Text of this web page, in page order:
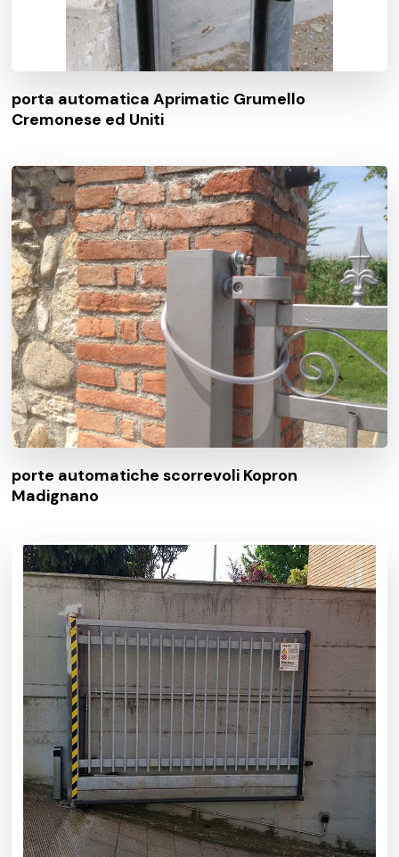
porta automatica Aprimatic Grumello
Cremonese ed Uniti
porte automatiche scorrevoli Kopron
Madignano